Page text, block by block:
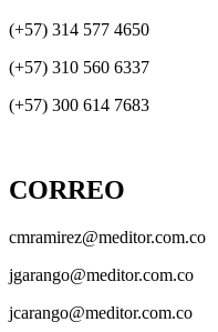
(+57) 314 577 4650
(+57) 310 560 6337
(+57) 300 614 7683
CORREO
cmramirez@meditor.com.co
jgarango@meditor.com.co
jcarango@meditor.com.co